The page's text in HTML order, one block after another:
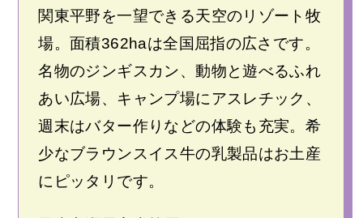
関東平野を一望できる天空のリゾート牧
場。面積362haは全国屈指の広さです。
名物のジンギスカン、動物と遊べるふれ
あい広場、キャンプ場にアスレチック、
週末はバター作りなどの体験も充実。希
少なブラウンスイス牛の乳製品はお土産
にピッタリです。